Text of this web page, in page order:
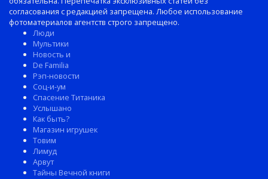
согласования с редакцией запрещена. Любое использование
фотоматериалов агентств строго запрещено.
Люди
Мультики
Новость и
De Familia
Рэп-новости
Соц-и-ум
Спасение Титаника
Услышано
Как быть?
Магазин игрушек
Товим
Лимуд
Арвут
Тайны Вечной книги